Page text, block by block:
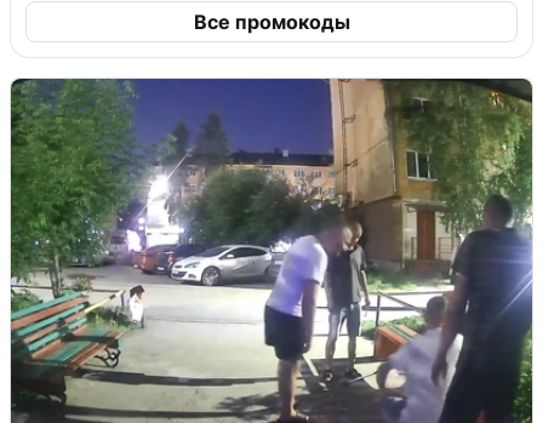
Все промокоды